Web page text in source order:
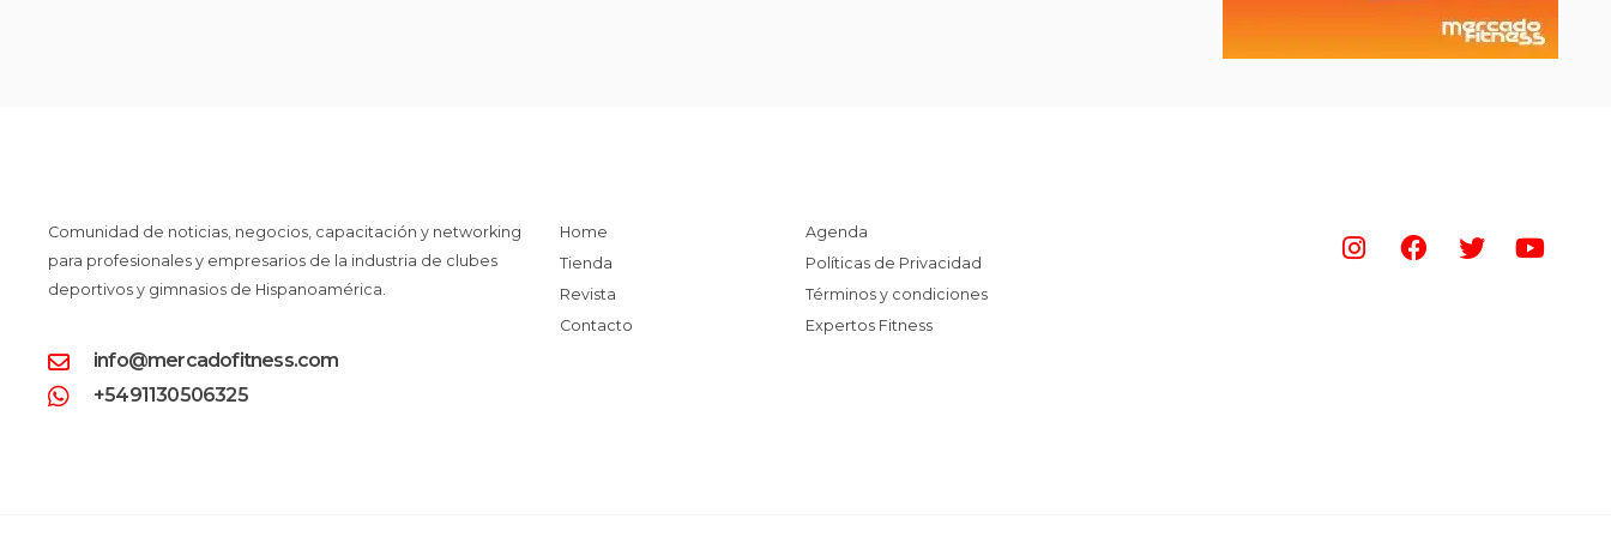
Comunidad de noticias, negocios, capacitación y networking
para profesionales y empresarios de la industria de clubes
deportivos y gimnasios de Hispanoamérica.
info@mercadofitness.com
+5491130506325
Home
Tienda
Revista
Contacto
Agenda
Políticas de Privacidad
Términos y condiciones
Expertos Fitness